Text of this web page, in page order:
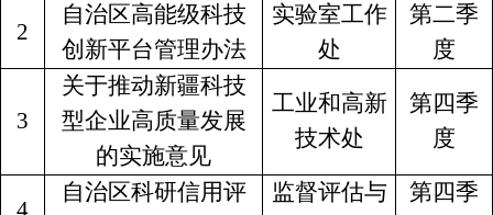
2
自治区高能级科技
创新平台管理办法
实验室工作
处
第二季
度
3
关于推动新疆科技
型企业高质量发展
的实施意见
工业和高新
技术处
第四季
度
4
自治区科研信用评
监督评估与
第四季